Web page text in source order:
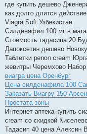
где купить дешево
как долго длится
Viagra Soft Узбекистан
Силденафил 100 мг в
Стоимость тадасипа 20
Дапоксетин дешево
Таблетки penon cream
жевитры Черемхово Набор
виагра цена Оренбург
Цена силденафила 100
Заказать Виагру 150
Простата зоны
Интернет аптека купить
cream со скидкой
Тадасип 40 цена Алексин